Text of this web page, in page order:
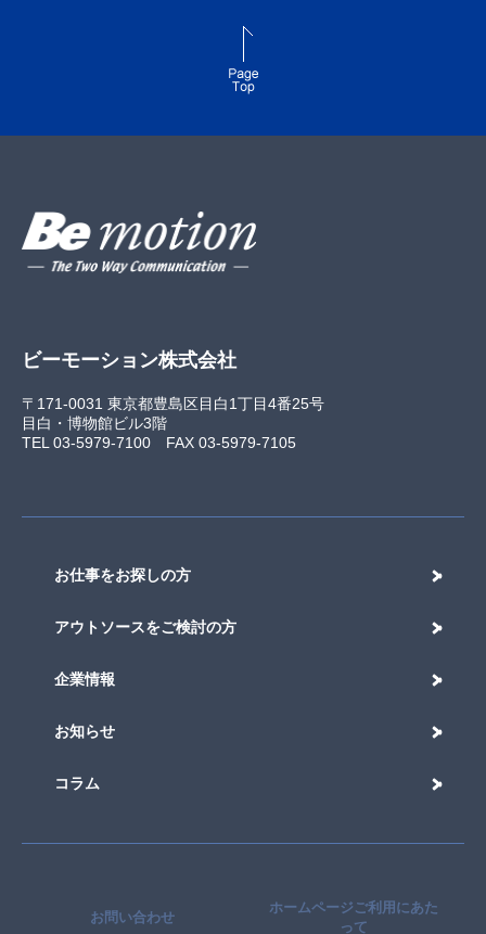
ビーモーション株式会社
〒171-0031 東京都豊島区目白1丁目4番25号
目白・博物館ビル3階
TEL 03-5979-7100
FAX 03-5979-7105
お仕事をお探しの方
アウトソースをご検討の方
企業情報
お知らせ
コラム
お問い合わせ
ホームページご利用にあた
って